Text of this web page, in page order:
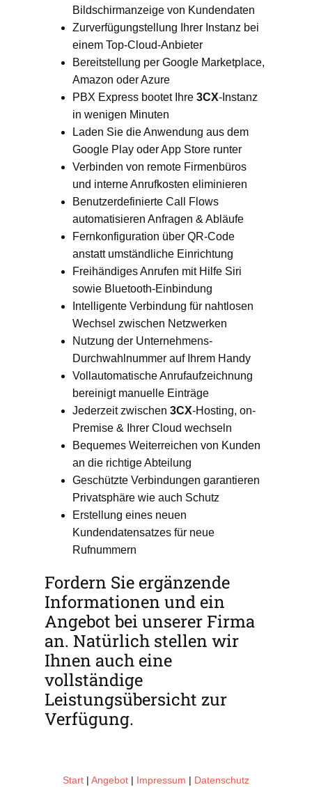
Bildschirmanzeige von Kundendaten
Zurverfügungstellung Ihrer Instanz bei
einem Top-Cloud-Anbieter
Bereitstellung per Google Marketplace,
Amazon oder Azure
PBX Express bootet Ihre 3CX-Instanz
in wenigen Minuten
Laden Sie die Anwendung aus dem
Google Play oder App Store runter
Verbinden von remote Firmenbüros
und interne Anrufkosten eliminieren
Benutzerdefinierte Call Flows
automatisieren Anfragen & Abläufe
Fernkonfiguration über QR-Code
anstatt umständliche Einrichtung
Freihändiges Anrufen mit Hilfe Siri
sowie Bluetooth-Einbindung
Intelligente Verbindung für nahtlosen
Wechsel zwischen Netzwerken
Nutzung der Unternehmens-
Durchwahlnummer auf Ihrem Handy
Vollautomatische Anrufaufzeichnung
bereinigt manuelle Einträge
Jederzeit zwischen 3CX-Hosting, on-
Premise & Ihrer Cloud wechseln
Bequemes Weiterreichen von Kunden
an die richtige Abteilung
Geschützte Verbindungen garantieren
Privatsphäre wie auch Schutz
Erstellung eines neuen
Kundendatensatzes für neue
Rufnummern
Fordern Sie ergänzende
Informationen und ein
Angebot bei unserer Firma
an. Natürlich stellen wir
Ihnen auch eine
vollständige
Leistungsübersicht zur
Verfügung.
Start | Angebot | Impressum | Datenschutz